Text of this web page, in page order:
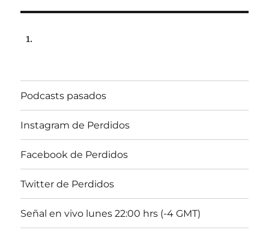
Podcasts pasados
Instagram de Perdidos
Facebook de Perdidos
Twitter de Perdidos
Señal en vivo lunes 22:00 hrs (-4 GMT)